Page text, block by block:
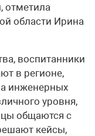
отметила
области Ирина
воспитанники
в регионе,
инженерных
уровня,
общаются с
кейсы,